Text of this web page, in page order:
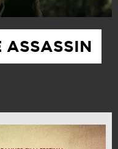
ASSASSIN